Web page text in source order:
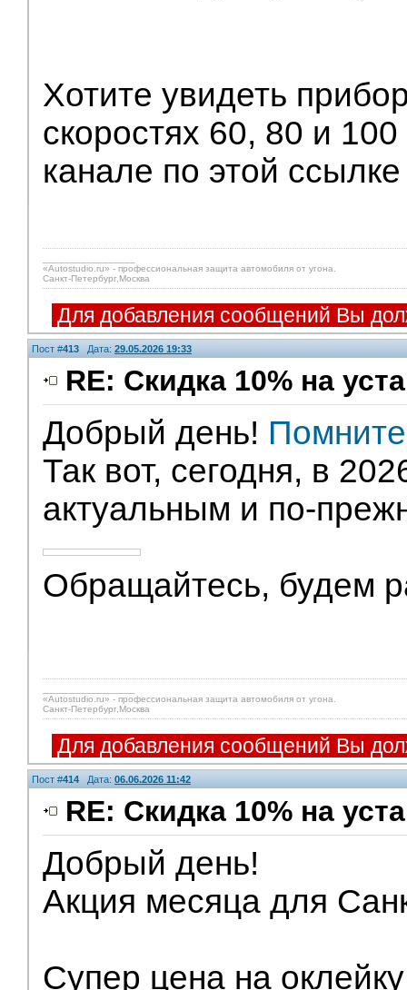
Хотите увидеть
скоростях 60, 80 и
канале по этой
«Autostudio.ru» - профессиональная защита автомобиля от угона.
Санкт-Петербург,Москва
Для добавления сообщений Вы
Пост #413 Дата: 29.05.2026 19:33
RE: Скидка 10% на
Добрый день!
Так вот, сегодня, в
актуальным и по-
Обращайтесь, будем
«Autostudio.ru» - профессиональная защита автомобиля от угона.
Санкт-Петербург,Москва
Для добавления сообщений Вы
Пост #414Дата: 06.06.2026 11:42
RE: Скидка 10% на
Добрый день!
Акция месяца для
Супер цена на